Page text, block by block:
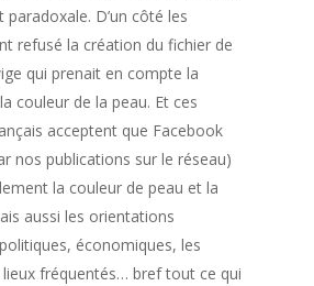
paradoxale. D’un côté les
refusé la création du fichier de
qui prenait en compte la
couleur de la peau. Et ces
acceptent que Facebook
nos publications sur le réseau)
la couleur de peau et la
aussi les orientations
économiques, les
fréquentés… bref tout ce qui